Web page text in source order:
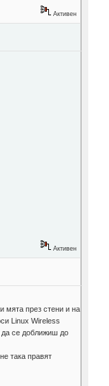
Активен
Активен
мята през стени и на
Linux Wireless
да се доближиш до
така правят